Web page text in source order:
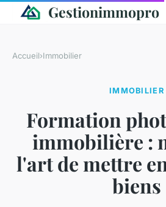
Gestionimmopro
Accueil›Immobilier
IMMOBILIER
Formation
immobilière :
l'art de mettre
biens